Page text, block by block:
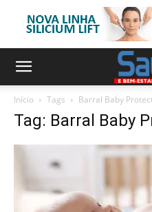
Início Tags Barral Baby
Tag: Barral Baby